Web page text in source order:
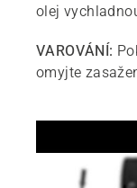
olej
VAROVÁNÍ:
omyjte